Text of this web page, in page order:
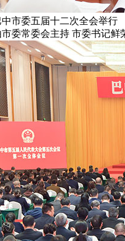
市委五届十二次全会举行
委常委会主持 市委书记鲜